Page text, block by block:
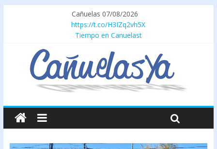
Cañuelas 07/08/2026
https://t.co/H3IZq2vh5X
Tiempo en Canuelast